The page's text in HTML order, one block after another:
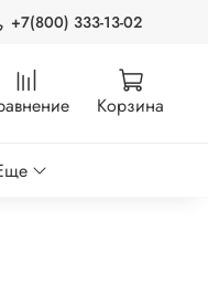
+7(800) 333-13-02
Корзина